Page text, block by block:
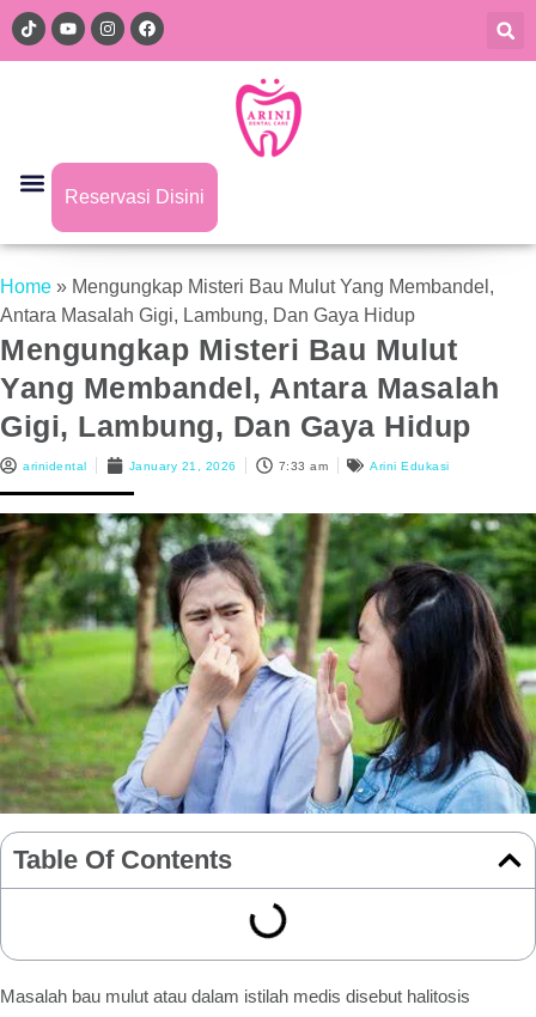
Reservasi Disini
Home » Mengungkap Misteri Bau Mulut Yang Membandel,
Antara Masalah Gigi, Lambung, Dan Gaya Hidup
Mengungkap Misteri Bau Mulut
Yang Membandel, Antara Masalah
Gigi, Lambung, Dan Gaya Hidup
arinidental January 21, 2026 7:33 am Arini Edukasi
Table Of Contents
Masalah bau mulut atau dalam istilah medis disebut halitosis